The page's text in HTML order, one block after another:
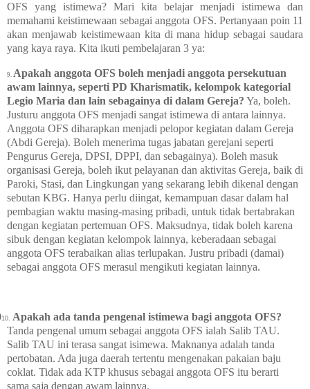
OFS yang istimewa? Mari kita belajar menjadi istimewa dan
memahami keistimewaan sebagai anggota OFS. Pertanyaan poin 11
akan menjawab keistimewaan kita di mana hidup sebagai saudara
yang kaya raya. Kita ikuti pembelajaran 3 ya:
Apakah anggota OFS boleh menjadi anggota persekutuan
awam lainnya, seperti PD Kharismatik, kelompok kategorial
Legio Maria dan lain sebagainya di dalam Gereja? Ya, boleh.
Justuru anggota OFS menjadi sangat istimewa di antara lainnya.
Anggota OFS diharapkan menjadi pelopor kegiatan dalam Gereja
(Abdi Gereja). Boleh menerima tugas jabatan gerejani seperti
Pengurus Gereja, DPSI, DPPI, dan sebagainya). Boleh masuk
organisasi Gereja, boleh ikut pelayanan dan aktivitas Gereja, baik di
Paroki, Stasi, dan Lingkungan yang sekarang lebih dikenal dengan
sebutan KBG. Hanya perlu diingat, kemampuan dasar dalam hal
pembagian waktu masing-masing pribadi, untuk tidak bertabrakan
dengan kegiatan pertemuan OFS. Maksudnya, tidak boleh karena
sibuk dengan kegiatan kelompok lainnya, keberadaan sebagai
anggota OFS terabaikan alias terlupakan. Justru pribadi (damai)
sebagai anggota OFS merasul mengikuti kegiatan lainnya.
10. Apakah ada tanda pengenal istimewa bagi anggota OFS?
Tanda pengenal umum sebagai anggota OFS ialah Salib TAU.
Salib TAU ini terasa sangat isimewa. Maknanya adalah tanda
pertobatan. Ada juga daerah tertentu mengenakan pakaian baju
coklat. Tidak ada KTP khusus sebagai anggota OFS itu berarti
sama saja dengan awam lainnya.